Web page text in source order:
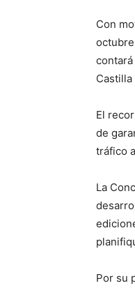
Con
Castilla
El
de
tráfico
La
Por su